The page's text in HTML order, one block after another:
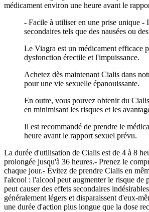
médicament environ une heure avant le
- Facile à utiliser en une prise unique -
secondaires tels que des nausées ou
Le Viagra est un médicament efficace
dysfonction érectile et l'impuissance.
Achetez dès maintenant Cialis dans
pour une vie sexuelle épanouissante.
En outre, vous pouvez obtenir du
en minimisant les risques et les
Il est recommandé de prendre le
heure avant le rapport sexuel prévu.
La durée d'utilisation de Cialis est de 4 à 8
prolongée jusqu'à 36 heures.- Prenez le
chaque jour.- Évitez de prendre Cialis en
l'alcool : l'alcool peut augmenter le risque de
peut causer des effets secondaires
généralement légers et disparaissent d'eux-
une durée d'action plus longue que la dose